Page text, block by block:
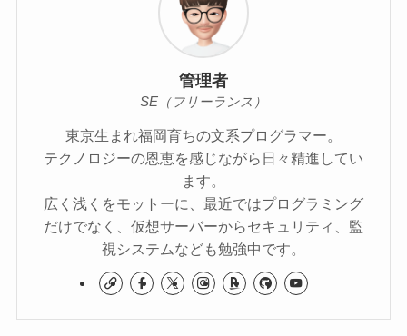
管理者
SE（フリーランス）
東京生まれ福岡育ちの文系プログラマー。
テクノロジーの恩恵を感じながら日々精進してい
ます。
広く浅くをモットーに、最近ではプログラミング
だけでなく、仮想サーバーからセキュリティ、監
視システムなども勉強中です。